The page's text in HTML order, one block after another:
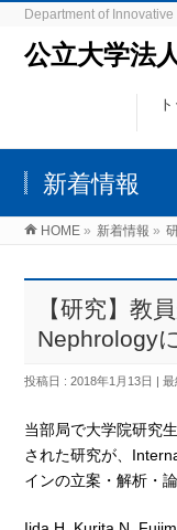
Department of
公立大学法
新着情報
HOME » 新着情報 »
【研究】教
Nephrology
投稿日 : 2018年1月13日 最
当部局で大学院研究
された研究が、
インの立案・解析・